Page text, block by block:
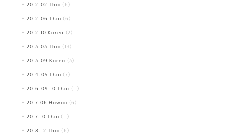
2012.02 Thai (6)
2012.06 Thai (6)
2012.10 Korea (2)
2013.03 Thai (13)
2013.09 Korea (3)
2014.05 Thai (7)
2016.09-10 Thai (11)
2017.06 Hawaii (6)
2017.10 Thai (11)
2018.12 Thai (6)